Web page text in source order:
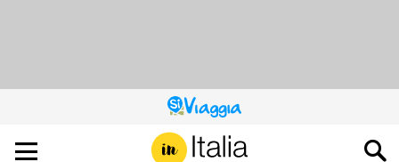
QUESTO
SITO
CONTRIBUISCE
ALL’AUDIENCE
DI